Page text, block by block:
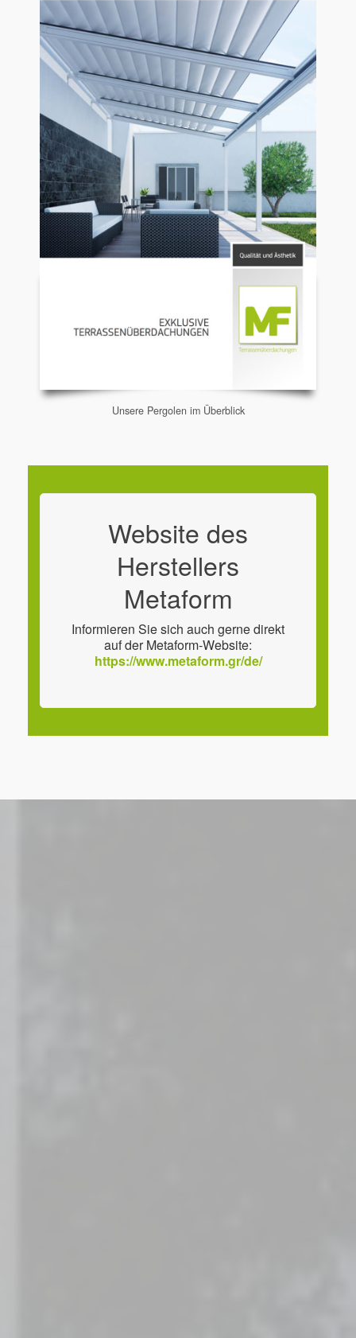
Unsere Pergolen im Überblick
Website des
Herstellers
Metaform
Informieren Sie sich auch gerne direkt
auf der Metaform-Website:
https://www.metaform.gr/de/